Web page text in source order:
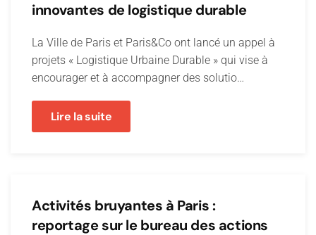
innovantes de logistique durable
La Ville de Paris et Paris&Co ont lancé un appel à
projets « Logistique Urbaine Durable » qui vise à
encourager et à accompagner des solutio…
Lire la suite
Activités bruyantes à Paris :
reportage sur le bureau des actions